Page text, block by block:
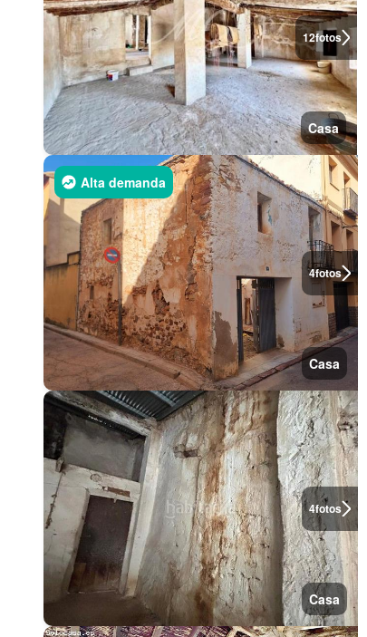
12fotos
Casa
4fotos
Alta demanda
Casa
4fotos
Casa